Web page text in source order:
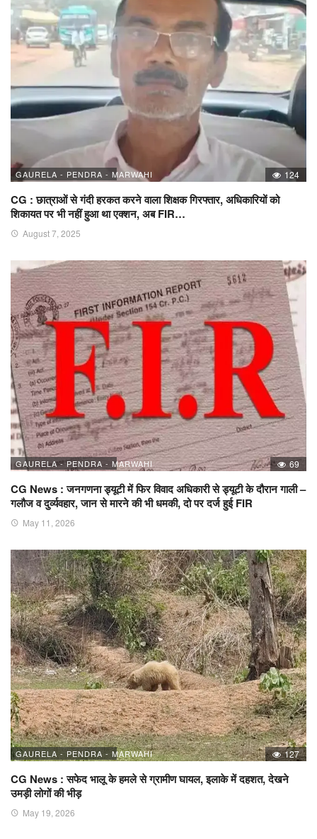
GAURELA - PENDRA - MARWAHI 124
CG : छात्राओं से गंदी हरकत करने वाला शिक्षक गिरफ्तार, अधिकारियों को
शिकायत पर भी नहीं हुआ था एक्शन, अब FIR…
August 7, 2025
GAURELA - PENDRA - MARWAHI 69
CG News : जनगणना ड्यूटी में फिर विवाद अधिकारी से ड्यूटी के दौरान गाली –
गलौज व दुर्व्यवहार, जान से मारने की भी धमकी, दो पर दर्ज हुई FIR
May 11, 2026
GAURELA - PENDRA - MARWAHI 127
CG News : सफेद भालू के हमले से ग्रामीण घायल, इलाके में दहशत, देखने
उमड़ी लोगों की भीड़
May 19, 2026